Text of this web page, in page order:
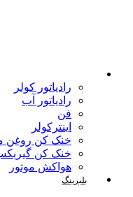
رادیاتور کولر
رادیاتور آب
فن
اینترکولر
خنک کن روغن
خنک کن
هواکش موتور
بلبرینگ